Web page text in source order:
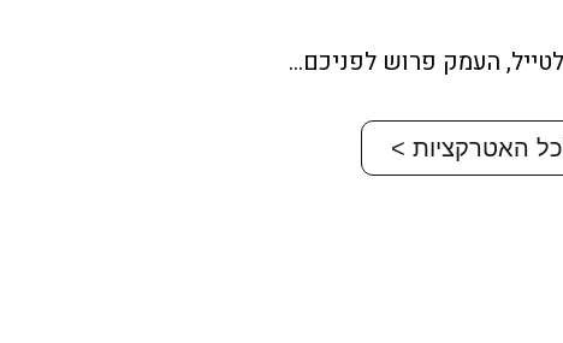
העמק פרוש לפניכם…
האטרקציות >